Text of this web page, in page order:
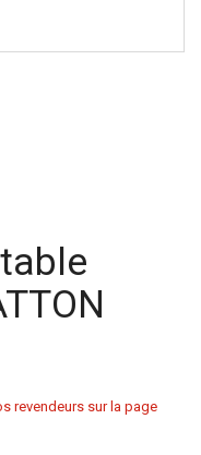
revendeurs sur la page